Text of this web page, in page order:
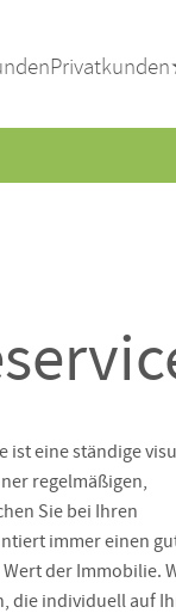
Privatkunden
ist eine ständige
regelmäßigen,
Sie bei Ihren
immer einen
der Immobilie.
die individuell auf